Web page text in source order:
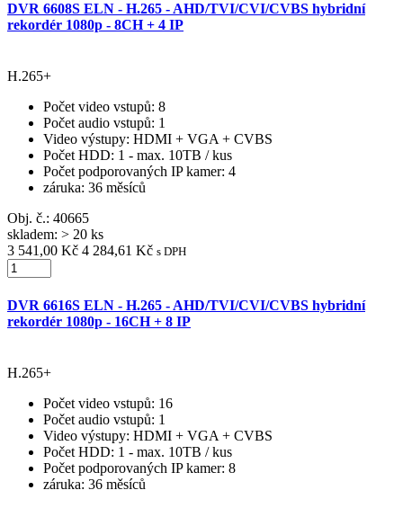
DVR 6608S ELN - H.265 - AHD/TVI/CVI/CVBS hybridní
rekordér 1080p - 8CH + 4 IP
H.265+
Počet video vstupů: 8
Počet audio vstupů: 1
Video výstupy: HDMI + VGA + CVBS
Počet HDD: 1 - max. 10TB / kus
Počet podporovaných IP kamer: 4
záruka: 36 měsíců
Obj. č.: 40665
skladem: > 20 ks
3 541,00 Kč 4 284,61 Kč s DPH
DVR 6616S ELN - H.265 - AHD/TVI/CVI/CVBS hybridní
rekordér 1080p - 16CH + 8 IP
H.265+
Počet video vstupů: 16
Počet audio vstupů: 1
Video výstupy: HDMI + VGA + CVBS
Počet HDD: 1 - max. 10TB / kus
Počet podporovaných IP kamer: 8
záruka: 36 měsíců